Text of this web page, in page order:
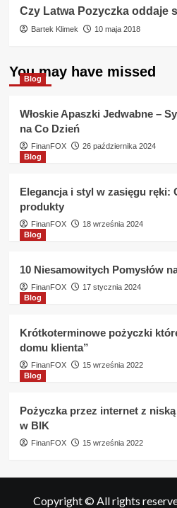
Czy Latwa Pozyczka oddaje
Bartek Klimek 10 maja 2018
You may have missed
Blog
Włoskie Apaszki Jedwabne –
na Co Dzień
FinanFOX
26 października 2024
Blog
Elegancja i styl w zasięgu ręki:
produkty
FinanFOX
18 września 2024
Blog
10 Niesamowitych Pomysłów
FinanFOX
17 stycznia 2024
Blog
Krótkoterminowe pożyczki
domu klienta”
FinanFOX
15 września 2022
Blog
Pożyczka przez internet z
w BIK
FinanFOX 15 września 2022
Copyright © All rights